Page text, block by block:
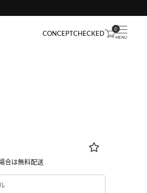
CONCEPTCHECKED
0